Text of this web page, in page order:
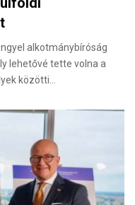
alkotmánybíróság
lehetővé tette volna a
közötti…